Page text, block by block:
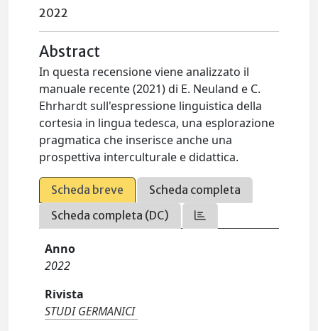
2022
Abstract
In questa recensione viene analizzato il
manuale recente (2021) di E. Neuland e C.
Ehrhardt sull'espressione linguistica della
cortesia in lingua tedesca, una esplorazione
pragmatica che inserisce anche una
prospettiva interculturale e didattica.
Scheda breve
Scheda completa
Scheda completa (DC)
Anno
2022
Rivista
STUDI GERMANICI